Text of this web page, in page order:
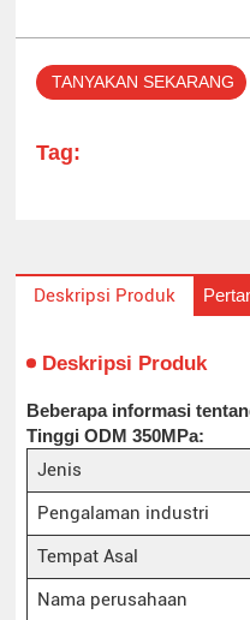
TANYAKAN SEKARANG
Tag:
Deskripsi Produk
Deskripsi Produk
Beberapa informasi
Tinggi ODM 350MPa:
Jenis
Pengalaman industri
Tempat Asal
Nama perusahaan